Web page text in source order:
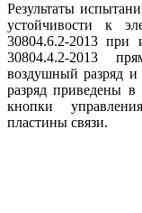
Результаты
устойчивости к
30804.6.2-2013 при
30804.4.2-2013
воздушный разряд и
разряд приведены в
кнопки
пластины связи.